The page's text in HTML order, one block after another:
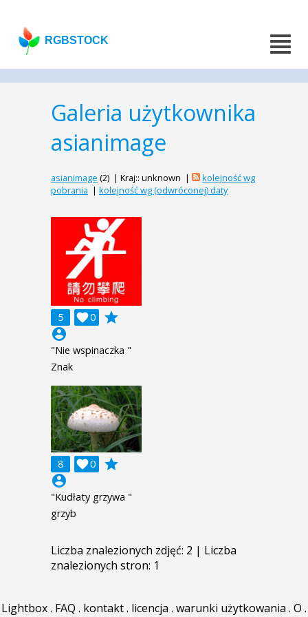
RGBSTOCK
Galeria użytkownika
asianimage
asianimage (2) | Kraj:: unknown |
kolejność wg
pobrania | kolejność wg (odwróconej) daty
5 0

grade
account_circle
"Nie wspinaczka "
Znak
8 0

grade
account_circle
"Kudłaty grzywa "
grzyb
Liczba znalezionych zdjęć: 2 | Liczba
znalezionych stron: 1
Lightbox. FAQ . kontakt. licencja . warunki użytkowania . O .